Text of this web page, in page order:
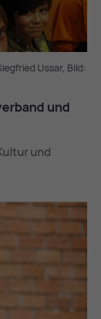
Ussar, Bild:
und
und